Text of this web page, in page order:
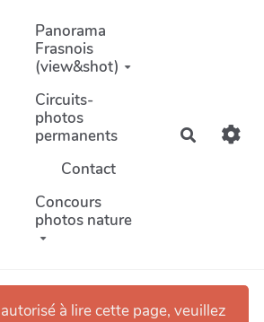
Panorama
Frasnois
(view&shot)
Circuits-
photos
permanents
Contact
Concours
photos nature
à lire cette page, veuillez